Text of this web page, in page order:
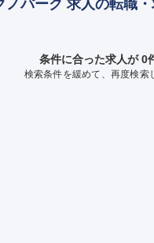
ノパーク 求人の転職
条件に合った求人が 0
検索条件を緩めて、再度検索